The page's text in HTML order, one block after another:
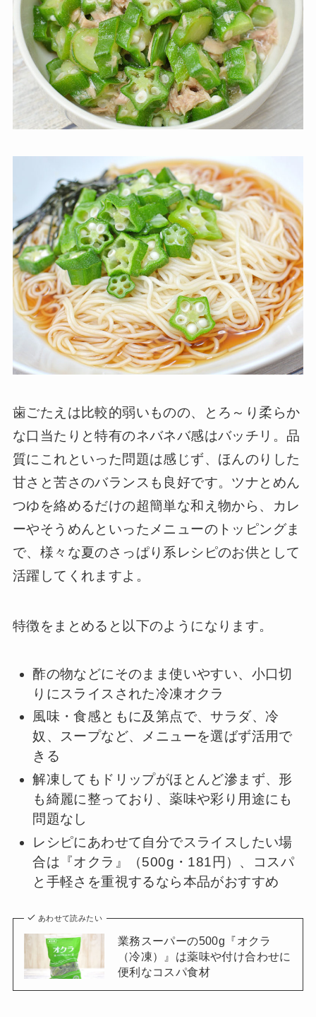
歯ごたえは比較的弱いものの、とろ～り柔らか
な口当たりと特有のネバネバ感はバッチリ。品
質にこれといった問題は感じず、ほんのりした
甘さと苦さのバランスも良好です。ツナとめん
つゆを絡めるだけの超簡単な和え物から、カレ
ーやそうめんといったメニューのトッピングま
で、様々な夏のさっぱり系レシピのお供として
活躍してくれますよ。
特徴をまとめると以下のようになります。
酢の物などにそのまま使いやすい、小口切
りにスライスされた冷凍オクラ
風味・食感ともに及第点で、サラダ、冷
奴、スープなど、メニューを選ばず活用で
きる
解凍してもドリップがほとんど滲まず、形
も綺麗に整っており、薬味や彩り用途にも
問題なし
レシピにあわせて自分でスライスしたい場
合は『オクラ』（500g・181円）、コスパ
と手軽さを重視するなら本品がおすすめ
あわせて読みたい
業務スーパーの500g『オクラ
（冷凍）』は薬味や付け合わせに
便利なコスパ食材